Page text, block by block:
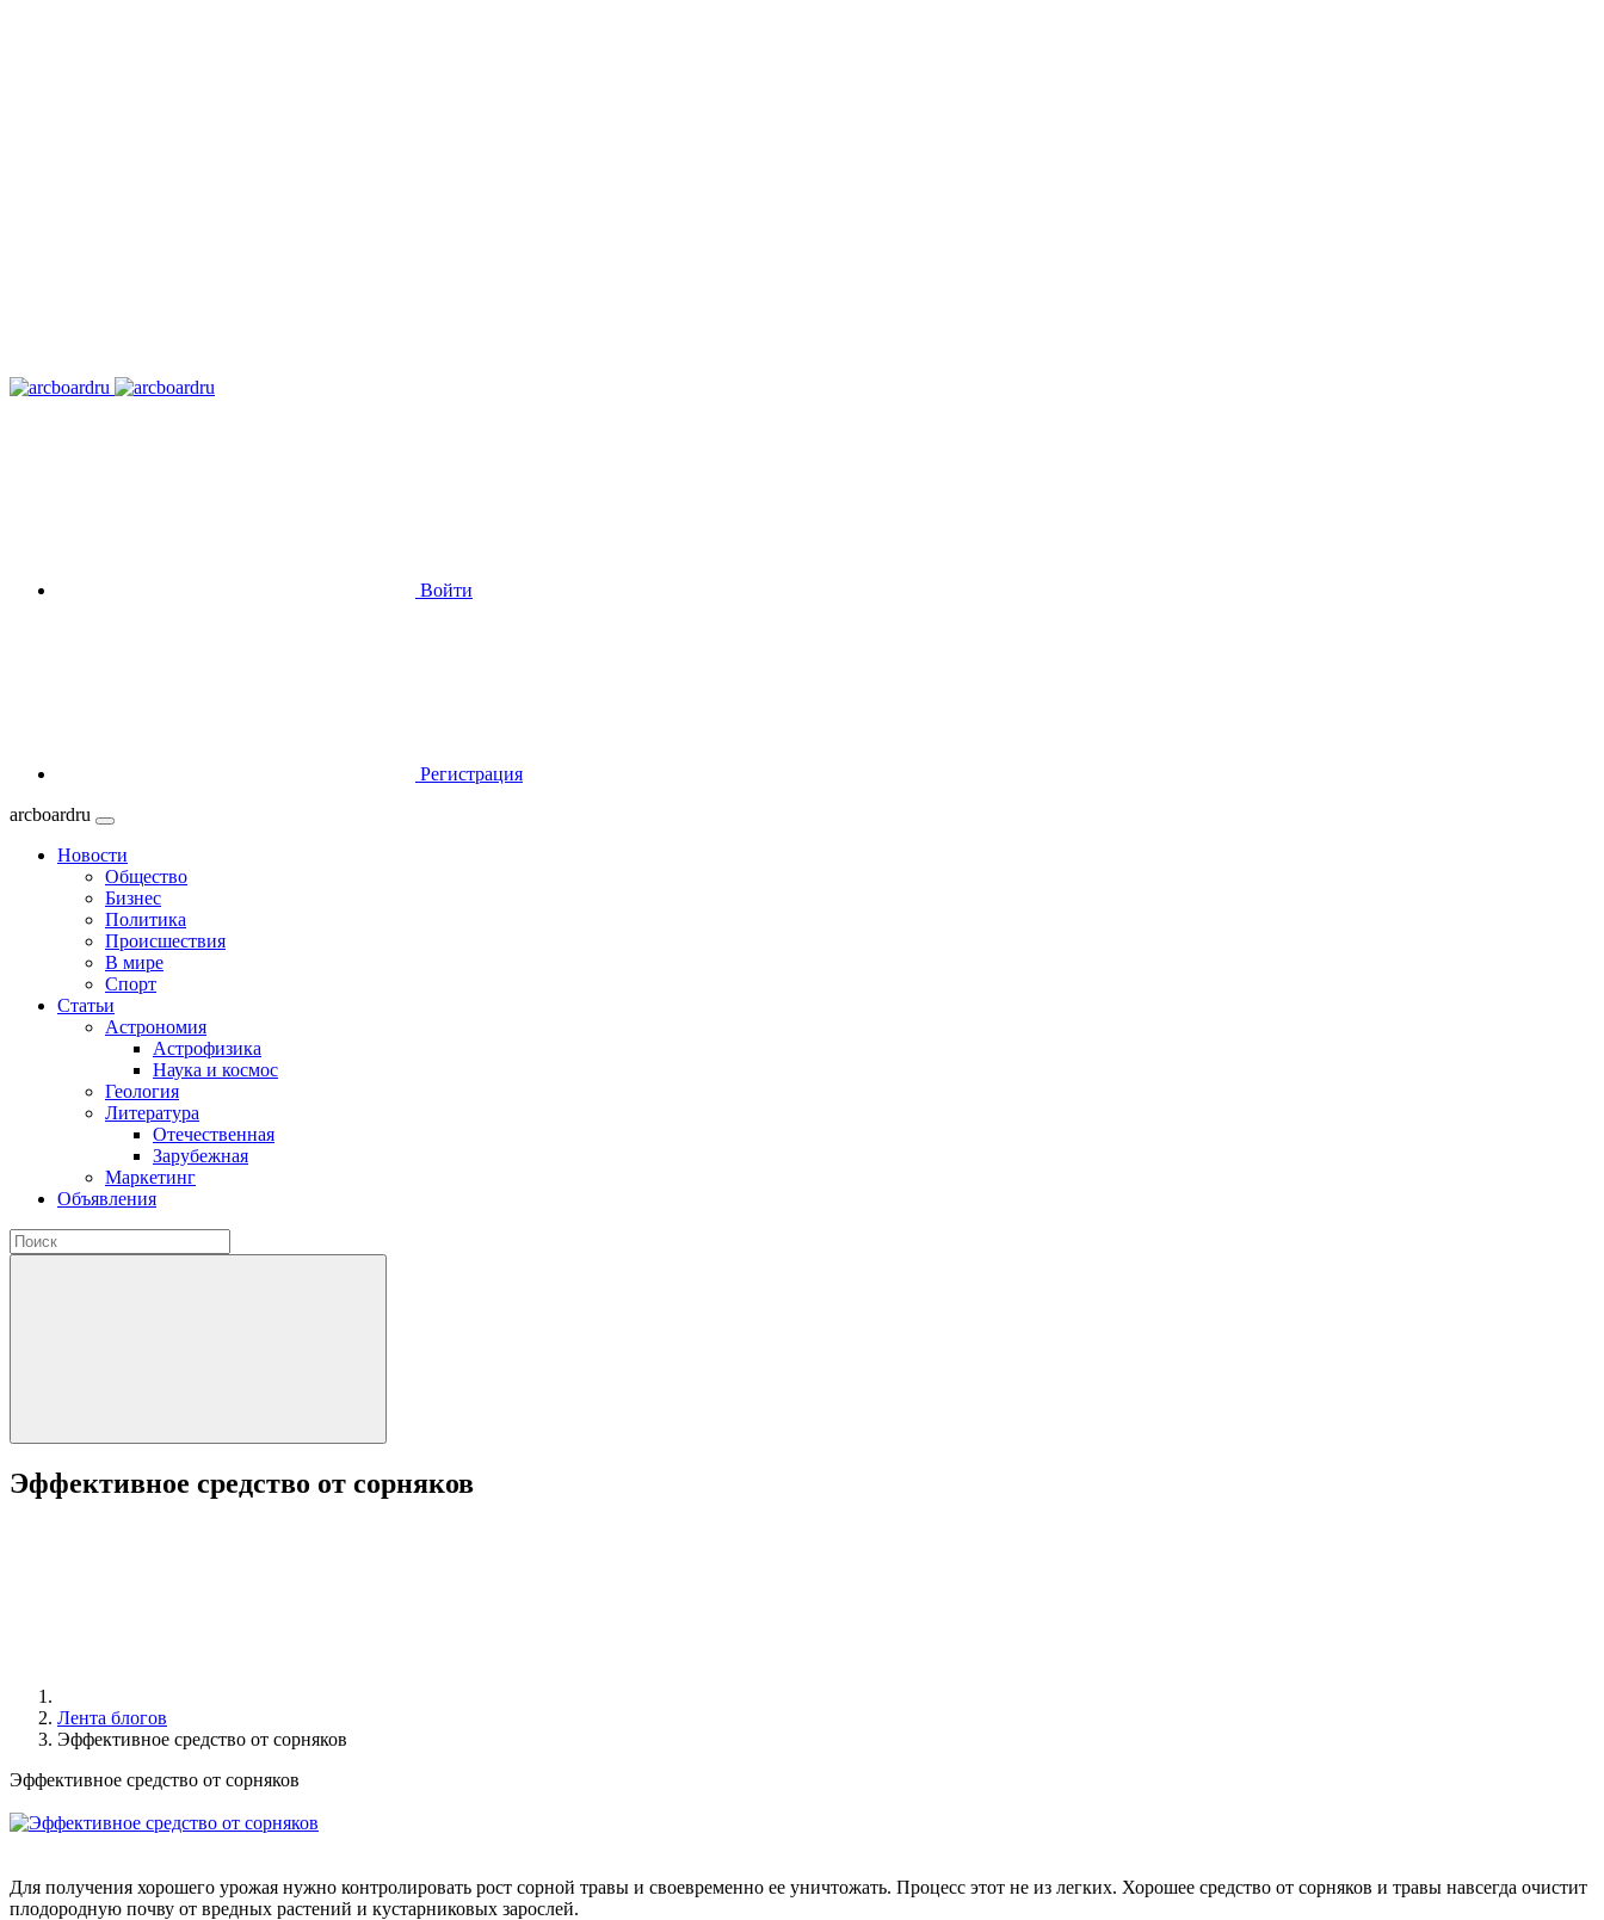
Войти
Регистрация
arcboardru
Новости
Общество
Бизнес
Политика
Происшествия
В мире
Спорт
Статьи
Астрономия
Астрофизика
Наука и космос
Геология
Литература
Отечественная
Зарубежная
Маркетинг
Объявления
Эффективное средство от сорняков
Лента блогов
Эффективное средство от сорняков
Эффективное средство от сорняков
Для получения хорошего урожая нужно контролировать рост сорной травы и своевременно ее уничтожать. Процесс этот не из легких. Хорошее средство от сорняков и травы навсегда очистит
плодородную почву от вредных растений и кустарниковых зарослей.